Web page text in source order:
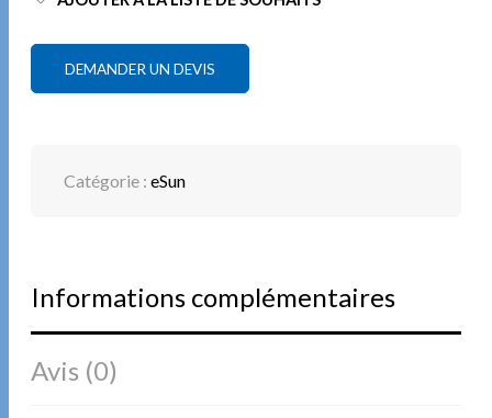
DEMANDER UN DEVIS
Catégorie :eSun
Informations complémentaires
Avis (0)